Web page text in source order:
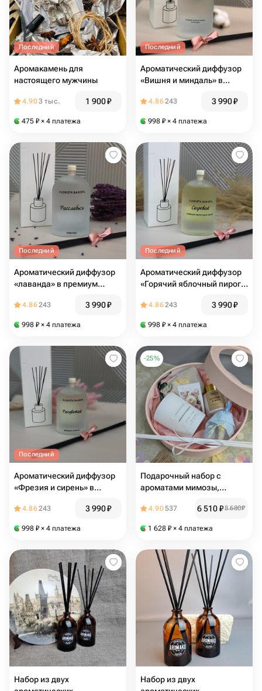
Последний
Аромакамень для
настоящего мужчины
4.903 тыс. 1 900₽
475 ₽ × 4 платежа
Последний
Ароматический диффузор
«Вишня и миндаль» в
4.86243 3 990₽
998 ₽ × 4 платежа
Последний
Ароматический диффузор
«лаванда» в премиум
4.86243 3 990₽
998 ₽ × 4 платежа
Последний
Ароматический диффузор
«Горячий яблочный пирог»
4.86243 3 990₽
998 ₽ × 4 платежа
Последний
Ароматический диффузор
«Фрезия и сирень» в
4.86243 3 990₽
998 ₽ × 4 платежа
-25%
Подарочный набор с
ароматами мимозы,
гармония»: диффузор,
лавандой
4.90537 6 510₽8 680₽
1 628 ₽ × 4 платежа
Набор из двух
Набор из двух